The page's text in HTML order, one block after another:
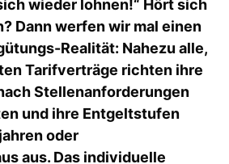
wieder lohnen!“ Hört sich
Dann werfen wir mal einen
Realität: Nahezu alle,
Tarifverträge richten ihre
Stellenanforderungen
und ihre Entgeltstufen
oder
aus. Das individuelle